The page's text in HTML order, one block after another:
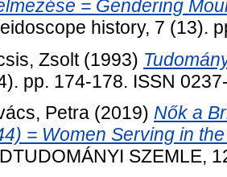
= Gendering
history, 7 (13).
Zsolt(1993)
pp. 174-178. ISSN
Petra (2019) Nők a
= Women Serving in
SZEMLE,